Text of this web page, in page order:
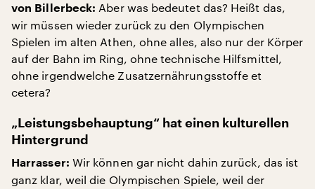
von Billerbeck: Aber was bedeutet das? Heißt das,
wir müssen wieder zurück zu den Olympischen
Spielen im alten Athen, ohne alles, also nur der Körper
auf der Bahn im Ring, ohne technische Hilfsmittel,
ohne irgendwelche Zusatzernährungsstoffe et
cetera?
„Leistungsbehauptung“ hat einen kulturellen
Hintergrund
Harrasser: Wir können gar nicht dahin zurück, das ist
ganz klar, weil die Olympischen Spiele, weil der